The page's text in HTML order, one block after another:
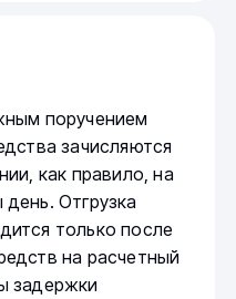
поручением
зачисляются
как правило, на
Отгрузка
только после
на расчетный
задержки